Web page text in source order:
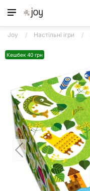
Joy Настільні ігри
Кешбек 40 грн